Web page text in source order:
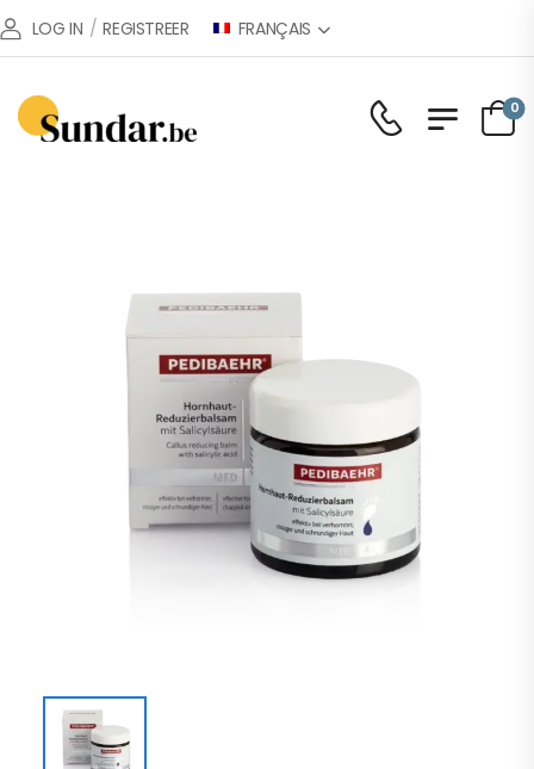
LOG IN / REGISTREER FRANÇAIS
0